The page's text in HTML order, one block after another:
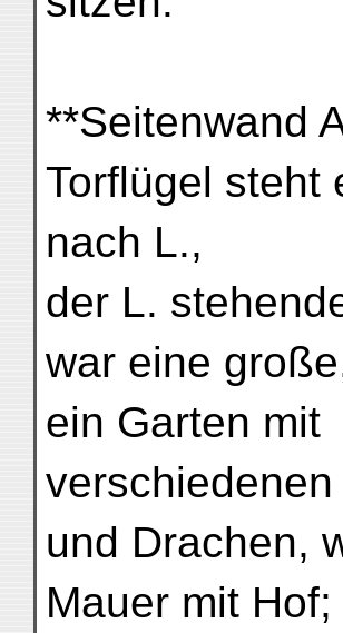
**Seitenwand
Torflügel steht
nach L.,
der L.
war eine
ein Garten mit
und Drachen,
Mauer mit Hof;